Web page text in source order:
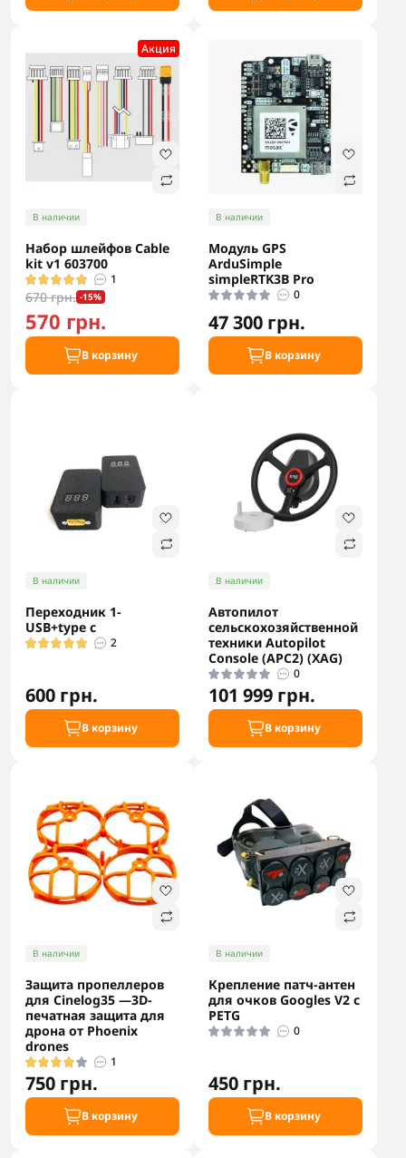
Акция
В наличии
Набор шлейфов Cable
kit v1 603700
1
670 грн. -15%
570 грн.
В корзину
В наличии
Модуль GPS
ArduSimple
simpleRTK3B Pro
0
47 300 грн.
В корзину
В наличии
Переходник 1-
USB+type c
2
600 грн.
В корзину
В наличии
Автопилот
сельскохозяйственной
техники Autopilot
Console (APC2) (XAG)
0
101 999 грн.
В корзину
В наличии
Защита пропеллеров
для Cinelog35 —3D-
печатная защита для
дрона от Phoenix
drones
1
750 грн.
В корзину
В наличии
Крепление патч-антен
для очков Googles V2 с
PETG
0
450 грн.
В корзину